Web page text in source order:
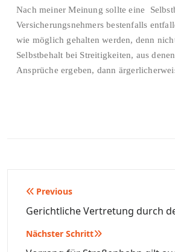
Nach meiner Meinung sollte eine
Versicherungsnehmers bestenfalls
wie möglich gehalten werden, denn
Selbstbehalt bei Streitigkeiten, aus
Ansprüche ergeben, dann
Beitragsnavigation
Previous
Gerichtliche Vertretung durch
Nächster Schritt